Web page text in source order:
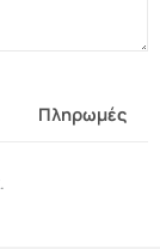
Πληρωμές